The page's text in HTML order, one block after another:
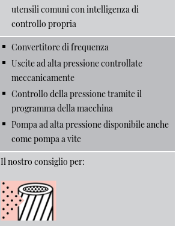
utensili comuni con intelligenza di
controllo propria
Convertitore di frequenza
Uscite ad alta pressione controllate
meccanicamente
Controllo della pressione tramite il
programma della macchina
Pompa ad alta pressione disponibile anche
come pompa a vite
Il nostro consiglio per: